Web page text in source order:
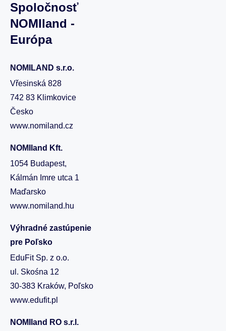
Spoločnosť
NOMIland -
Európa
NOMILAND s.r.o.
Vřesinská 828
742 83 Klimkovice
Česko
www.nomiland.cz
NOMIland Kft.
1054 Budapest,
Kálmán Imre utca 1
Maďarsko
www.nomiland.hu
Výhradné zastúpenie
pre Poľsko
EduFit Sp. z o.o.
ul. Skośna 12
30-383 Kraków, Poľsko
www.edufit.pl
NOMIland RO s.r.l.